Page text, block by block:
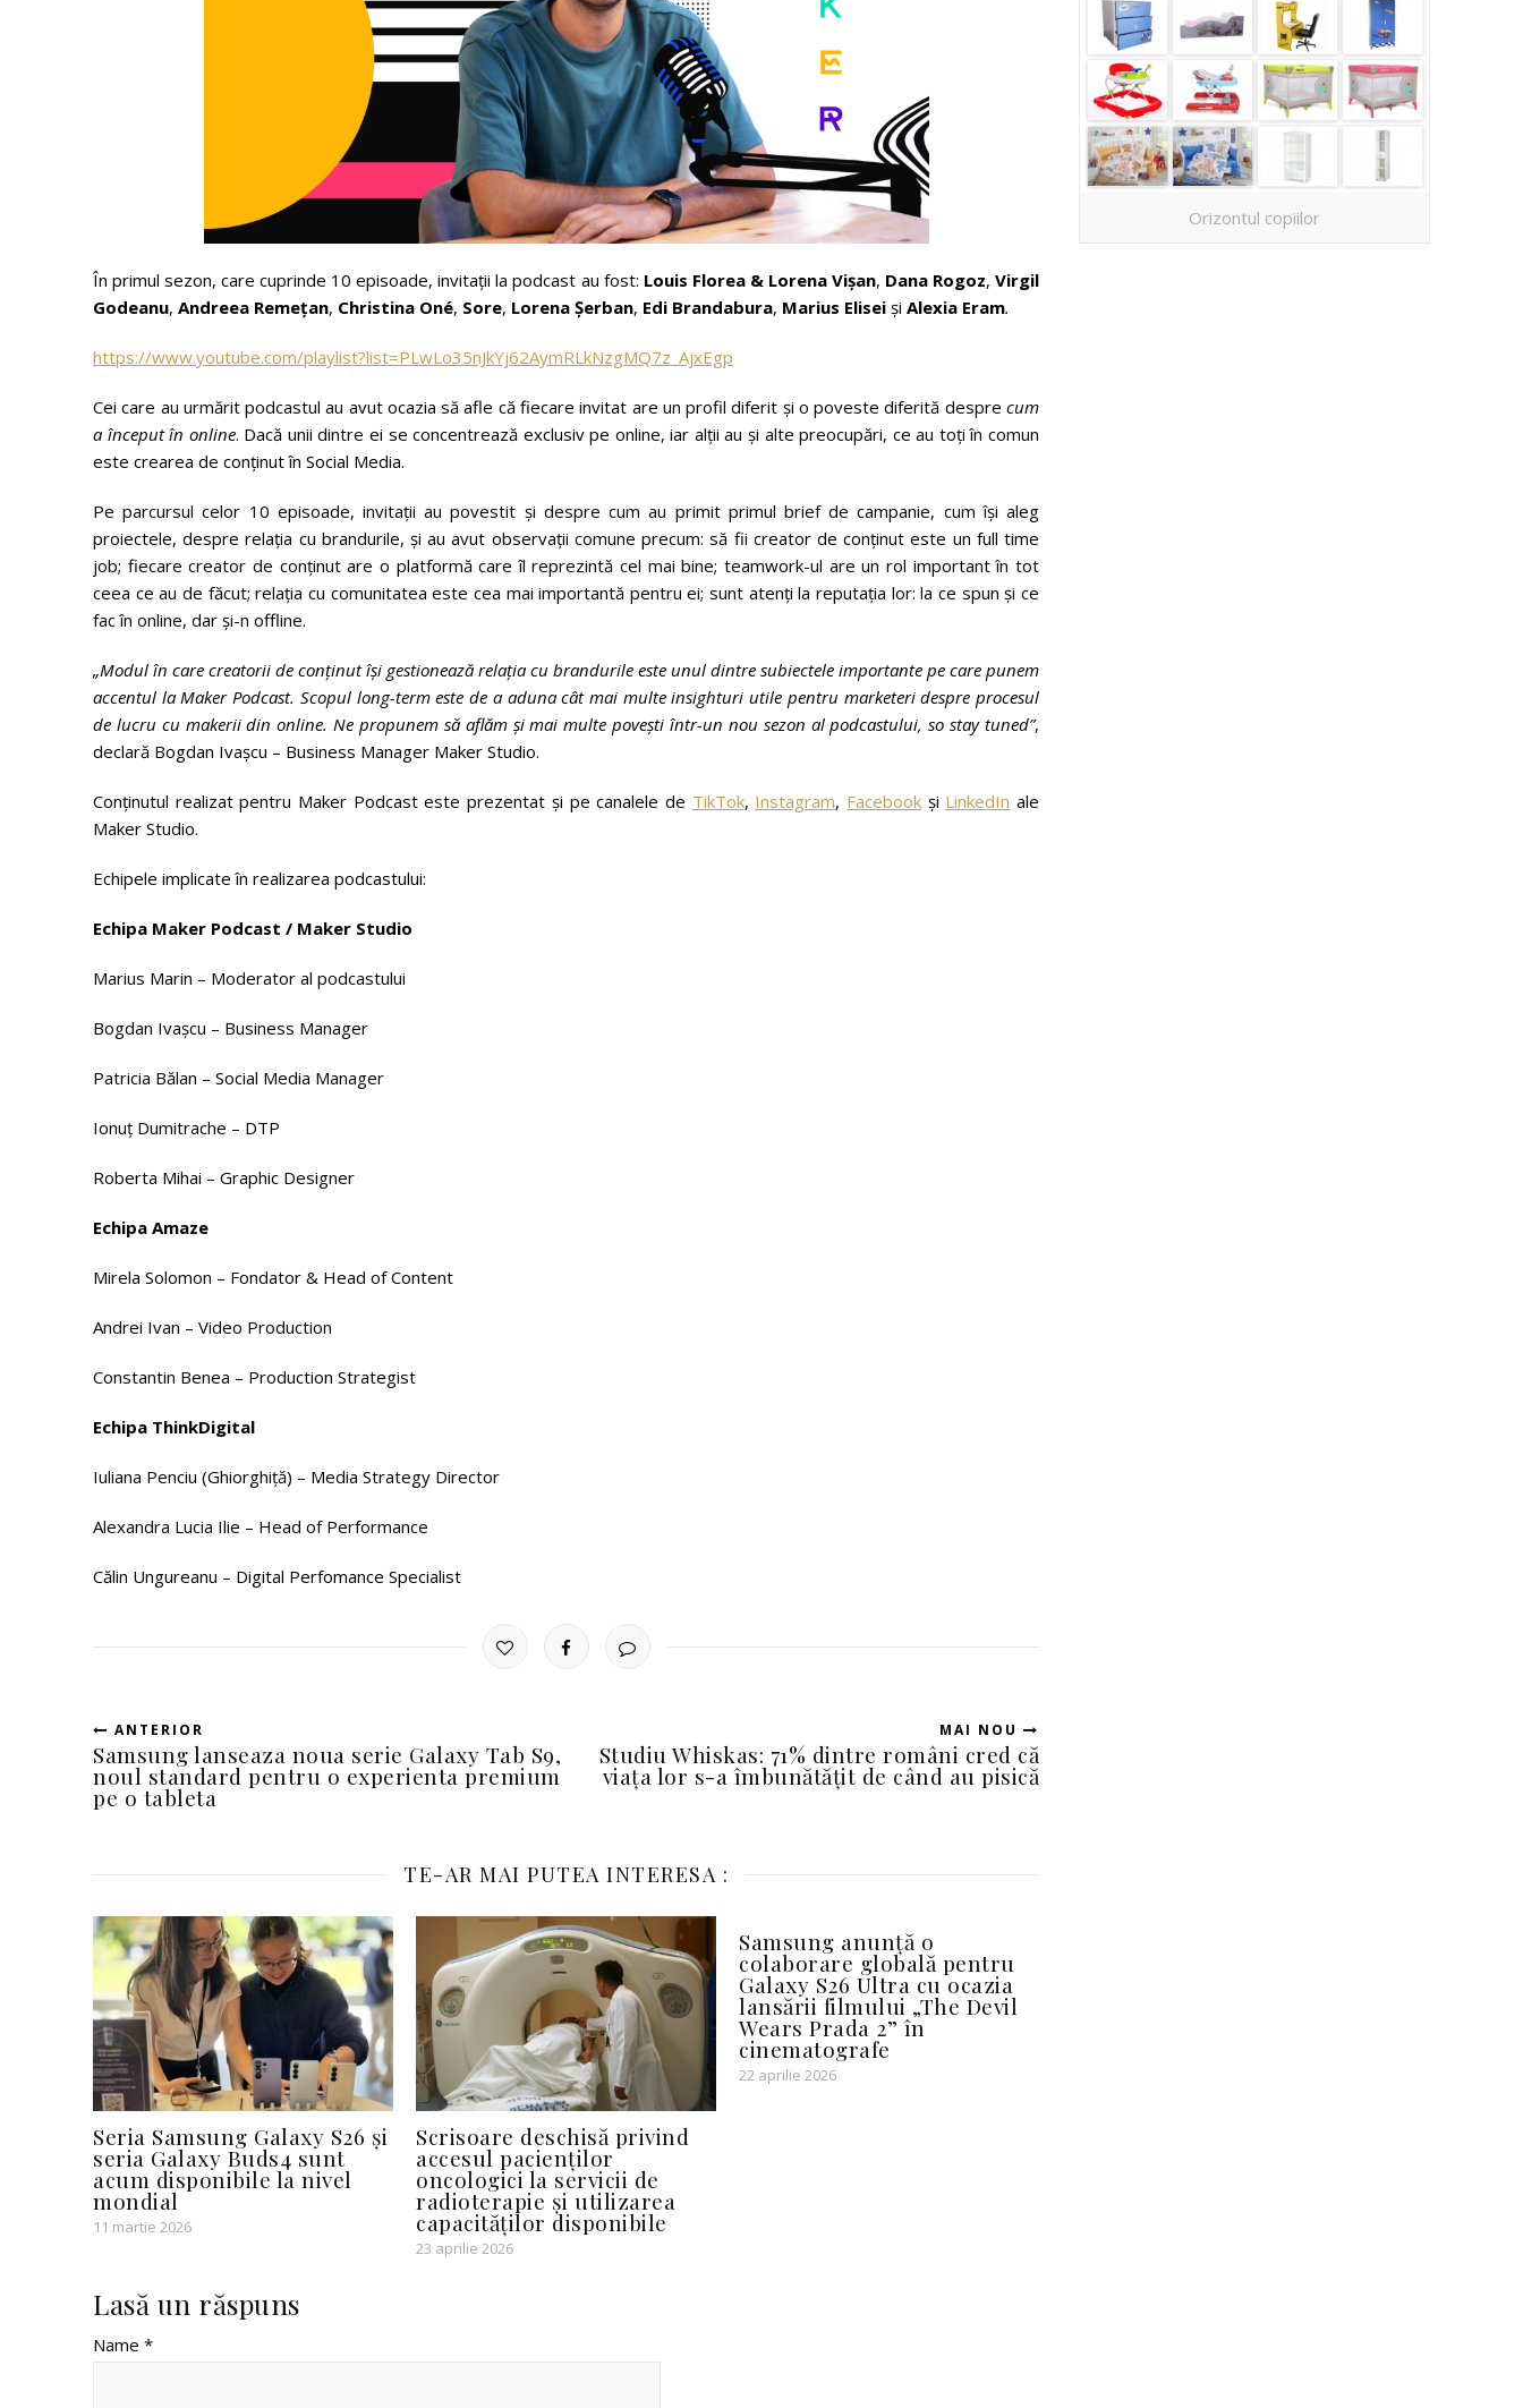
În primul sezon, care cuprinde 10 episoade, invitații la podcast au fost: Louis Florea & Lorena Vișan, Dana Rogoz,Virgil
Godeanu, Andreea Remețan, Christina Oné, Sore, Lorena Șerban, Edi Brandabura, Marius Elisei și Alexia Eram.
https://www.youtube.com/playlist?list=PLwLo35nJkYj62AymRLkNzgMQ7z_AjxEgp
Cei care au urmărit podcastul au avut ocazia să afle că fiecare invitat are un profil diferit și o poveste diferită despre cum
a început în online. Dacă unii dintre ei se concentrează exclusiv pe online, iar alții au și alte preocupări, ce au toți în comun
este crearea de conținut în Social Media.
Pe parcursul celor 10 episoade, invitații au povestit și despre cum au primit primul brief de campanie, cum își aleg
proiectele, despre relația cu brandurile, și au avut observații comune precum: să fii creator de conținut este un full time
job; fiecare creator de conținut are o platformă care îl reprezintă cel mai bine; teamwork-ul are un rol important în tot
ceea ce au de făcut; relația cu comunitatea este cea mai importantă pentru ei; sunt atenți la reputația lor: la ce spun și ce
fac în online, dar și-n offline.
„Modul în care creatorii de conținut își gestionează relația cu brandurile este unul dintre subiectele importante pe care punem
accentul la Maker Podcast. Scopul long-term este de a aduna cât mai multe insighturi utile pentru marketeri despre procesul
de lucru cu makerii din online. Ne propunem să aflăm și mai multe povești într-un nou sezon al podcastului, so stay tuned”,
declară Bogdan Ivașcu – Business Manager Maker Studio.
Conținutul realizat pentru Maker Podcast este prezentat și pe canalele de TikTok, Instagram, Facebookși LinkedIn ale
Maker Studio.
Echipele implicate în realizarea podcastului:
Echipa Maker Podcast / Maker Studio
Marius Marin – Moderator al podcastului
Bogdan Ivașcu – Business Manager
Patricia Bălan – Social Media Manager
Ionuț Dumitrache – DTP
Roberta Mihai – Graphic Designer
Echipa Amaze
Mirela Solomon – Fondator & Head of Content
Andrei Ivan – Video Production
Constantin Benea – Production Strategist
Echipa ThinkDigital
Iuliana Penciu (Ghiorghiță) – Media Strategy Director
Alexandra Lucia Ilie – Head of Performance
Călin Ungureanu – Digital Perfomance Specialist
ANTERIOR
Samsung lanseaza noua serie Galaxy Tab S9,
noul standard pentru o experienta premium
pe o tableta
MAI NOU
Studiu Whiskas: 71% dintre români cred că
viața lor s-a îmbunătățit de când au pisică
TE-AR MAI PUTEA INTERESA :
Seria Samsung Galaxy S26 și
seria Galaxy Buds4 sunt
acum disponibile la nivel
mondial
11 martie 2026
Scrisoare deschisă privind
accesul pacienților
oncologici la servicii de
radioterapie și utilizarea
capacităților disponibile
23 aprilie 2026
Samsung anunță o
colaborare globală pentru
Galaxy S26 Ultra cu ocazia
lansării filmului „The Devil
Wears Prada 2” în
cinematografe
22 aprilie 2026
Lasă un răspuns
Name *
Orizontul copiilor